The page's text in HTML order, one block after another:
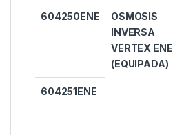
604250ENE
OSMOSIS
INVERSA
VERTEX ENE
(EQUIPADA)
604251ENE